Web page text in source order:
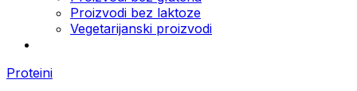
Proizvodi bez laktoze
Vegetarijanski proizvodi
Proteini